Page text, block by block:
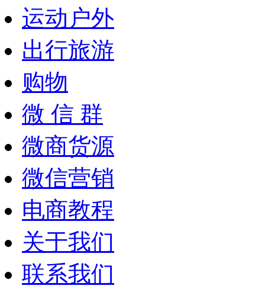
运动户外
出行旅游
购物
微 信 群
微商货源
微信营销
电商教程
关于我们
联系我们